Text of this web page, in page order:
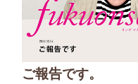
ご報告です。